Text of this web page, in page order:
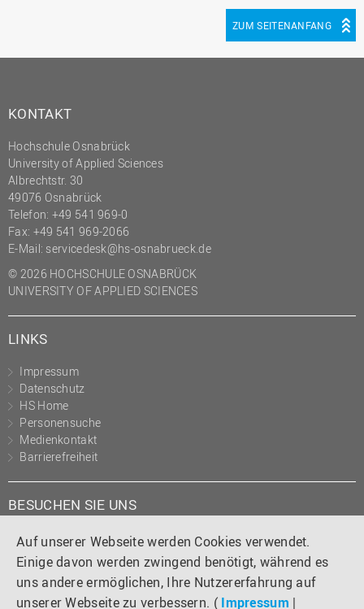
Auf unserer Webseite werden Cookies verwendet.
Einige davon werden zwingend benötigt, während es
uns andere ermöglichen, Ihre Nutzererfahrung auf
unserer Webseite zu verbessern. ( Impressum |
ZUM SEITENANFANG
KONTAKT
Hochschule Osnabrück
University of Applied Sciences
Albrechtstr. 30
49076 Osnabrück
Telefon: +49 541 969-0
Fax: +49 541 969-2066
E-Mail: servicedesk@hs-osnabrueck.de
© 2026 HOCHSCHULE OSNABRÜCK
UNIVERSITY OF APPLIED SCIENCES
LINKS
Impressum
Datenschutz
HS Home
Personensuche
Medienkontakt
Barrierefreiheit
BESUCHEN SIE UNS
Instagram
TiktokLinkedIn
YouTube
Facebook